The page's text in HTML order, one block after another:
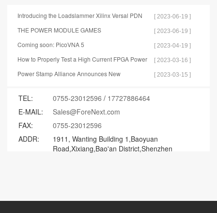
Introducing the Loadslammer Xilinx Versal PDN
Test Tools
[ 2023-06-19 ]
THE POWER MODULE GAMES [ 2023-06-19 ]
Coming soon: PicoVNA 5 [ 2023-04-19 ]
How to Properly Test a High Current FPGA Power
Distribution Network
[ 2023-03-16 ]
Power Stamp Alliance Announces New
[ 2023-03-15 ]
TEL: 0755-23012596 / 17727886464
E-MAIL:
Sales@ForeNext.com
FAX:
0755-23012596
ADDR:
1911, Wanting Building 1,Baoyuan
Road,Xixiang,Bao'an District,Shenzhen